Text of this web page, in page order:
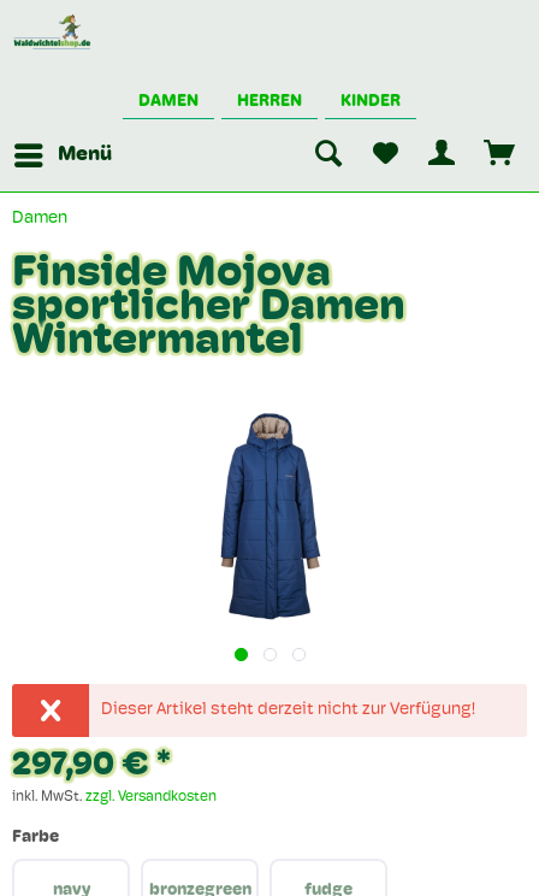
DAMEN HERREN KINDER
Menü
Damen
Finside Mojova
sportlicher Damen
Wintermantel
Dieser Artikel steht derzeit nicht zur Verfügung!
297,90 € *
inkl. MwSt. zzgl. Versandkosten
Farbe
navy bronzegreen fudge